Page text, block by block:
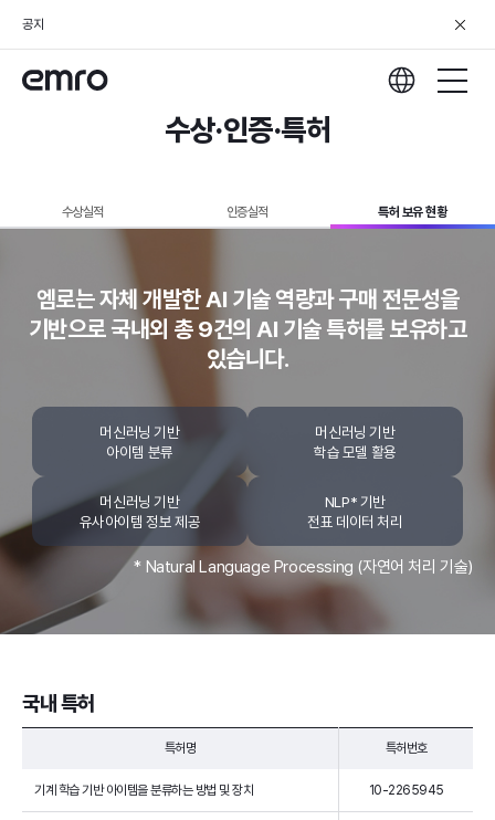
공지
수상·인증·특허
수상실적 인증실적 특허 보유 현황
엠로는 자체 개발한 AI 기술 역량과 구매 전문성을
기반으로국내외 총 9건의 AI 기술 특허를 보유하고
있습니다.
머신러닝 기반
아이템 분류
머신러닝 기반
학습 모델 활용
머신러닝 기반
유사아이템 정보 제공
NLP* 기반
전표 데이터 처리
* Natural Language Processing (자연어 처리 기술)
국내 특허
특허명 특허번호
기계 학습 기반 아이템을 분류하는 방법 및 장치 10-2265945